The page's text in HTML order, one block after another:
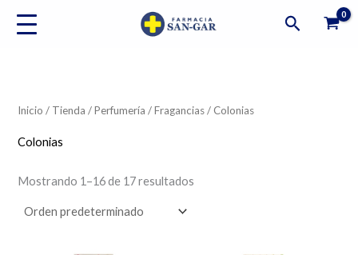
Buscar
Inicio / Tienda /Perfumería /Fragancias/ Colonias
Colonias
Mostrando 1–16 de 17 resultados